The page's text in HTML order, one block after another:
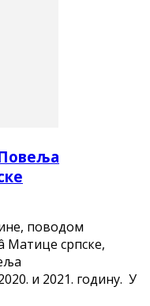
Повеља
поводом
српске,
и 2021. годину. У